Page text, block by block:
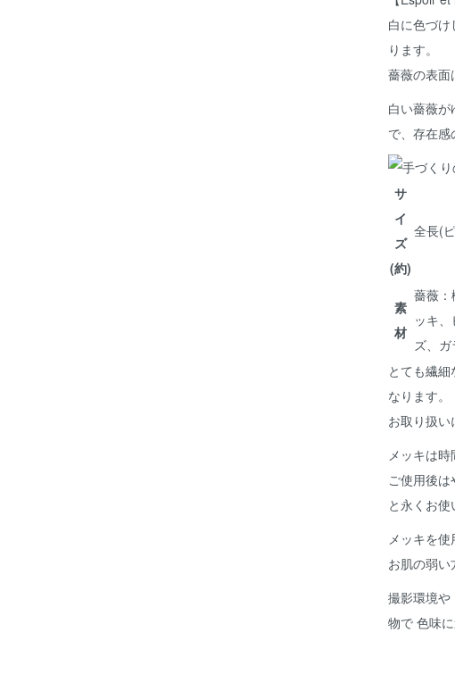
白に色づ
ります。
薔薇の表面
白い薔薇
で、存在感
サ
イ
ズ
(約)
全長(
素
材
薔薇：
ッキ
ズ、
とても繊
なります。
お取り扱い
メッキは時
ご使用後は
と永くお使
メッキを使
お肌の弱い
撮影環境や
物で 色味